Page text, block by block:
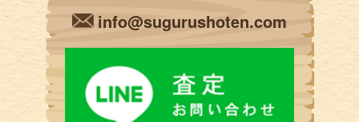
info@sugurushoten.com